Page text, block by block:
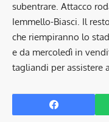
subentrare. Attacco
Iemmello-Biasci. Il
che riempiranno lo
e da mercoledì in
tagliandi per assistere